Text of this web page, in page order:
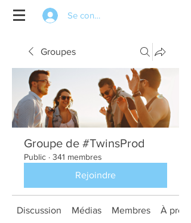
Se connecter
Groupes
Groupe de #TwinsProd
Public · 341 membres
Rejoindre
Discussion Médias Membres À